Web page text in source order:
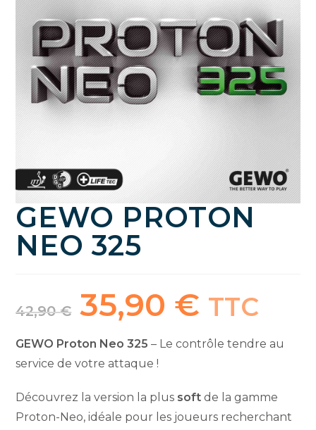
GEWO PROTON
NEO 325
42,90€
Le
prix
initial
35,90 € prix
TTC
GEWO Proton Neo 325 – Le contrôle tendre au
service de votre attaque !
Découvrez la version la plus soft de la gamme
Proton-Neo, idéale pour les joueurs recherchant